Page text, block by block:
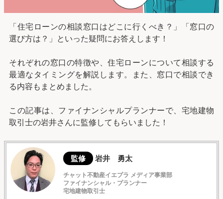
「住宅ローンの相談窓口はどこに行くべき？」「窓口の
選び方は？」といった疑問にお答えします！
それぞれの窓口の特徴や、住宅ローンについて相談する
最適なタイミングを解説します。また、窓口で相談でき
る内容もまとめました。
この記事は、ファイナンシャルプランナーで、宅地建物
取引士の岩井さんに監修してもらいました！
監修 岩井 勇太
チャット不動産イエプラ メディア事業部
ファイナンシャル・プランナー
宅地建物取引士